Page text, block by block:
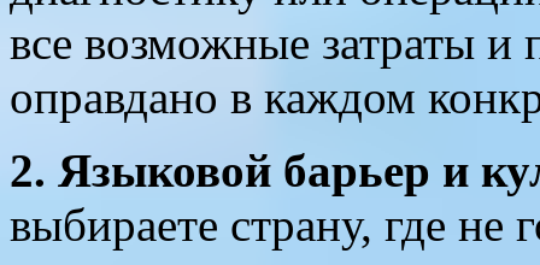
все возможные затраты и
оправдано в каждом
2. Языковой барьер и
выбираете страну, где не